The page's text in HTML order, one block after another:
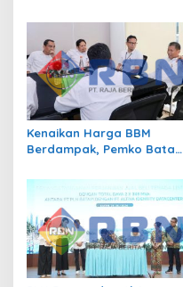
Kenaikan Harga BBM
Berdampak, Pemko Batam
Kolaborasi TPID